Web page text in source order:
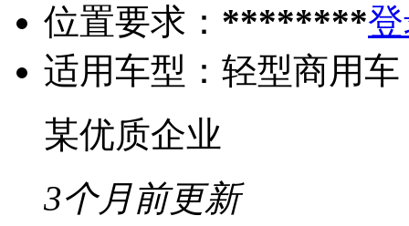
位置要求： ********
适用车型： 轻型商用车
某优质企业
3个月前更新